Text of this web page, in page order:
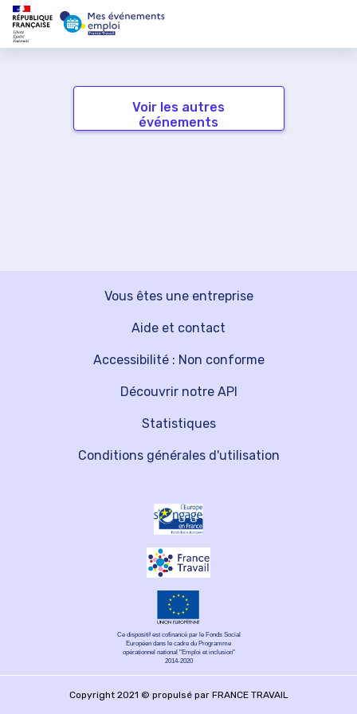
Voir les autres
événements
Vous êtes une entreprise
Découvrir notre API
Aide et contact
Statistiques
Accessibilité : Non conforme
Conditions générales d'utilisation
Ce dispositif est cofinancé par le Fonds Social
Européen dans le cadre du Programme
opérationnel national "Emploi et inclusion"
2014-2020
Copyright 2021 © propulsé par FRANCE TRAVAIL